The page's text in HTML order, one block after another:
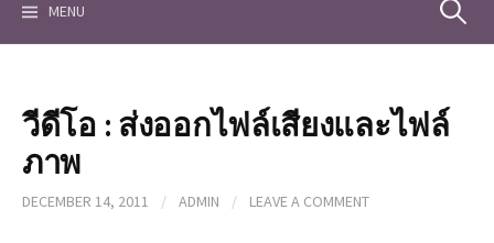
MENU S
a
วีดีโอ : ส่งออกไฟล์เสียงและไฟล์
ภาพ
DECEMBER 14, 2011 / ADMIN / LEAVE A COMMENT